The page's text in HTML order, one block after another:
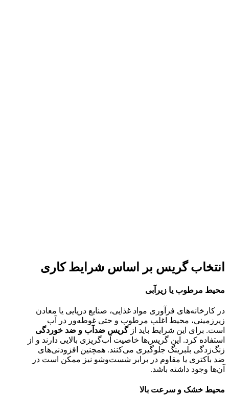
انتخاب گریس بر اساس شرایط کاری
محیط مرطوب یا زیرآبی
در کارخانه‌های فرآوری مواد غذایی، صنایع دریایی یا معادن
زیرزمینی، محیط اغلب مرطوب و حتی غوطه‌ور در آب
است. برای این شرایط باید ازگریس ضدآب و ضد خوردگی
استفاده کرد. این گریس‌ها خاصیت آب‌گریزی بالایی دارند و از
زنگ‌زدگی بلبرینگ جلوگیری می‌کنند. همچنین افزودنی‌های
ضد باکتری یا مقاوم در برابر شست‌وشو نیز ممکن است در
آن‌ها وجود داشته باشد.
محیط خشک و سرعت بالا